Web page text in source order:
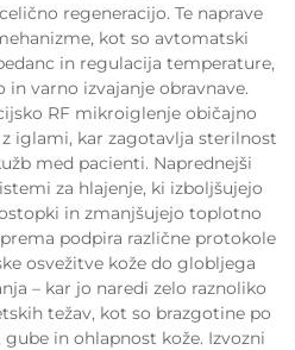
regeneracijo. Te naprave
kot so avtomatski
in regulacija temperature,
in varno izvajanje obravnave.
RF mikroiglenje običajno
iglami, kar zagotavlja sterilnost
med pacienti. Naprednejši
za hlajenje, ki izboljšujejo
in zmanjšujejo toplotno
podpira različne protokole
osvežitve kože do globljega
– kar jo naredi zelo raznoliko
težav, kot so brazgotine po
in ohlapnost kože. Izvozni